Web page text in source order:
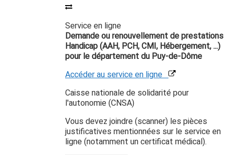
Service en ligne
Demande ou renouvellement de prestations
Handicap (AAH, PCH, CMI, Hébergement, ...)
pour le département du Puy-de-Dôme
Accéder au service en ligne
Caisse nationale de solidarité pour
l'autonomie (CNSA)
Vous devez joindre (scanner) les pièces
justificatives mentionnées sur le service en
ligne (notamment un certificat médical).